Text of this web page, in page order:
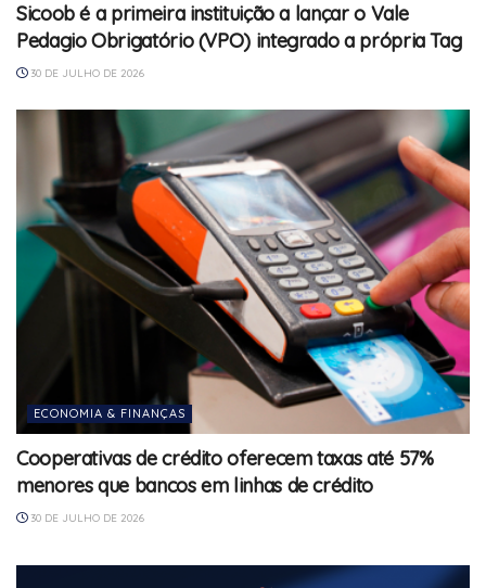
Sicoob é a primeira instituição a lançar o Vale
Pedagio Obrigatório (VPO) integrado a própria Tag
30 DE JULHO DE 2026
ECONOMIA & FINANÇAS
Cooperativas de crédito oferecem taxas até 57%
menores que bancos em linhas de crédito
30 DE JULHO DE 2026